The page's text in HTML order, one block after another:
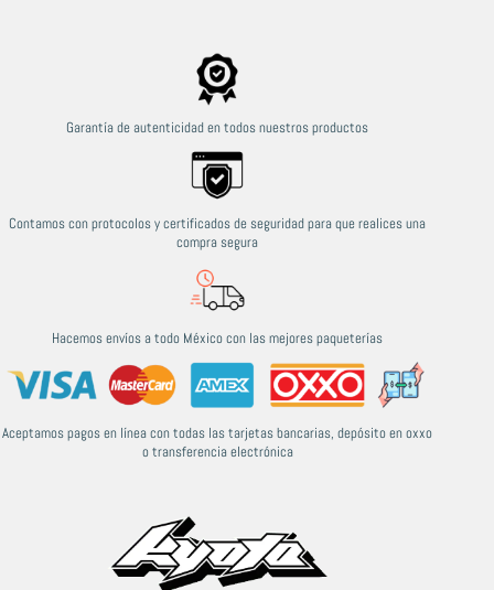
Garantía de autenticidad en todos nuestros productos
Contamos con protocolos y certificados de seguridad para que realices una
compra segura
Hacemos envíos a todo México con las mejores paqueterías
Aceptamos pagos en línea con todas las tarjetas bancarias, depósito en oxxo
o transferencia electrónica